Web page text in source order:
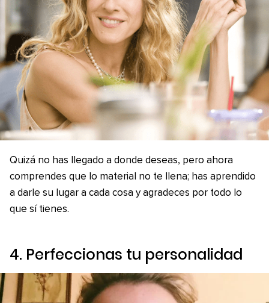
Quizá no has llegado a donde deseas, pero ahora
comprendes que lo material no te llena; has aprendido
a darle su lugar a cada cosa y agradeces por todo lo
que sí tienes.
4. Perfeccionas tu personalidad